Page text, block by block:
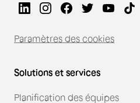
Paramètres des cookies
Solutions et services
Planification des équipes